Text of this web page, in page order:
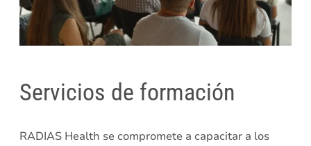
Servicios de formación
RADIAS Health se compromete a capacitar a los